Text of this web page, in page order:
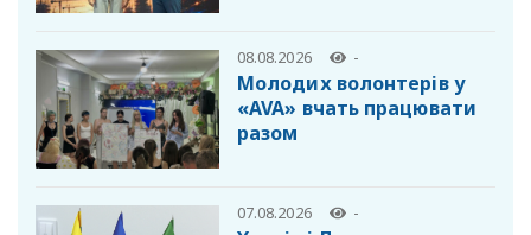
08.08.2026 -
Молодих волонтерів у
«AVA» вчать працювати
разом
07.08.2026 -